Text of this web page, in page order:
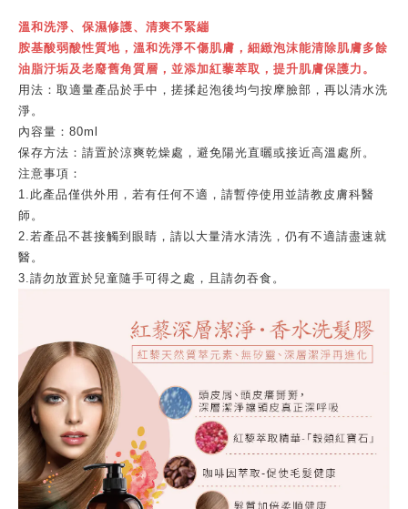
溫和洗淨、保濕修護、清爽不緊繃
胺基酸弱酸性質地，溫和洗淨不傷肌膚，細緻泡沫能清除肌膚多餘
油脂汙垢及老廢舊角質層，並添加紅藜萃取，提升肌膚保護力。
用法：取適量產品於手中，搓揉起泡後均勻按摩臉部，再以清水洗
淨。
內容量：80ml
保存方法：請置於涼爽乾燥處，避免陽光直曬或接近高溫處所。
注意事項：
1.此產品僅供外用，若有任何不適，請暫停使用並請教皮膚科醫
師。
2.若產品不甚接觸到眼睛，請以大量清水清洗，仍有不適請盡速就
醫。
3.請勿放置於兒童隨手可得之處，且請勿吞食。